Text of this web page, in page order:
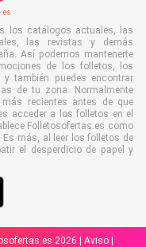
los catálogos actuales, las
las revistas y demás
Así podemos mantenerte
de los folletos, los
también puedes encontrar
de tu zona. Normalmente
recientes antes de que
acceder a los folletos en el
Folletosofertas.es como
más, al leer los folletos de
el desperdicio de papel y
2026 | Aviso|